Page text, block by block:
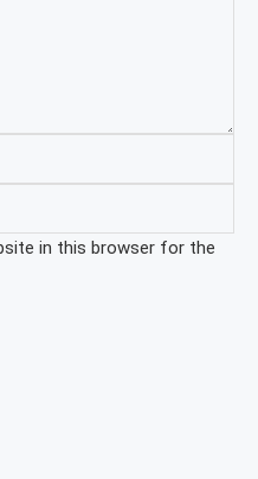
in this browser for the